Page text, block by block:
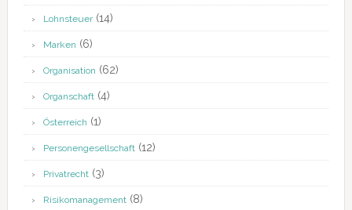
Lohnsteuer(14)
Marken (6)
Organisation (62)
Organschaft(4)
Österreich (1)
Personengesellschaft(12)
Privatrecht(3)
Risikomanagement(8)